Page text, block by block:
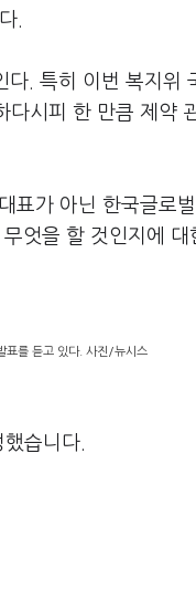
.
다. 특히 이번 복지위
다시피 한 만큼 제약
표가 아닌 한국글로
엇을 할 것인지에 대
표를 듣고 있다. 사진/뉴시스
습니다.